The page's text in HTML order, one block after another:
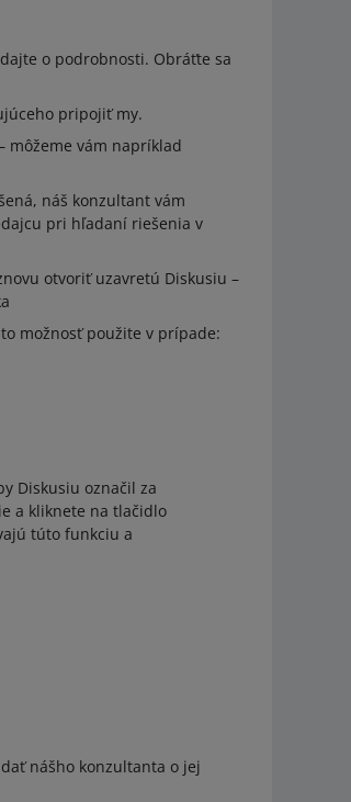
o podrobnosti. Obráťte sa
pripojiť my.
môžeme vám napríklad
náš konzultant vám
pri hľadaní riešenia v
otvoriť uzavretú Diskusiu –
možnosť použite v prípade:
Diskusiu označil za
a kliknete na tlačidlo
túto funkciu a
nášho konzultanta o jej